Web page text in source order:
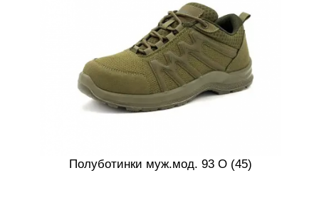
Полуботинки муж.мод. 93 О (45)